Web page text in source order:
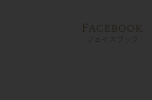
Facebook
フェイスブック